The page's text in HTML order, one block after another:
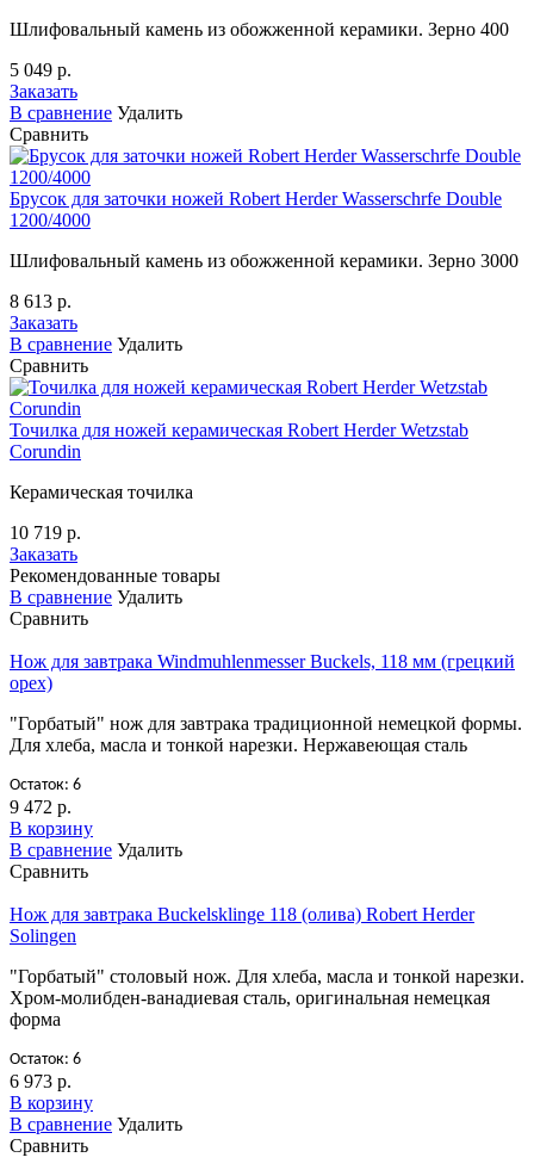
Шлифовальный камень из обожженной керамики. Зерно 400
5 049 р.
Заказать
В сравнение Удалить
Сравнить
Брусок для заточки ножей Robert Herder Wasserschrfe Double
1200/4000
Шлифовальный камень из обожженной керамики. Зерно 3000
8 613 р.
Заказать
В сравнение Удалить
Сравнить
Точилка для ножей керамическая Robert Herder Wetzstab
Corundin
Керамическая точилка
10 719 р.
Заказать
Рекомендованные товары
В сравнение Удалить
Сравнить
Нож для завтрака Windmuhlenmesser Buckels, 118 мм (грецкий
орех)
"Горбатый" нож для завтрака традиционной немецкой формы.
Для хлеба, масла и тонкой нарезки. Нержавеющая сталь
Остаток: 6
9 472 р.
В корзину
В сравнение Удалить
Сравнить
Нож для завтрака Buckelsklinge 118 (олива) Robert Herder
Solingen
"Горбатый" столовый нож. Для хлеба, масла и тонкой нарезки.
Хром-молибден-ванадиевая сталь, оригинальная немецкая
форма
Остаток: 6
6 973 р.
В корзину
В сравнение Удалить
Сравнить